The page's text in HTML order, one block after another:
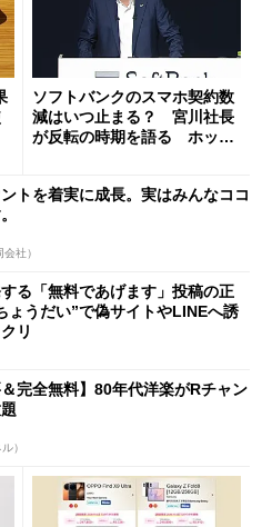
ソフトバンクのスマホ契約数
減はいつ止まる？ 宮川社長
が反転の時期を語る ホッピ
トを着実に成長。実はみんなココ
社）
る「無料であげます」投稿の正
うだい”で偽サイトやLINEへ誘
リ
＆完全無料】80年代洋楽がRチャン
）